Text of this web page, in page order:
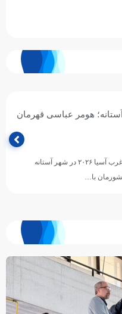
هومر عباسی قهرمان
در نخستین روز از رقابت‌های شنای قهرمانی غرب آسیا ۲۰۲۶ در شهر آستانه
با…